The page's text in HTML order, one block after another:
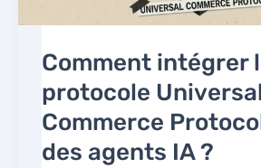
Comment intégrer
protocole
Commerce
des agents IA ?